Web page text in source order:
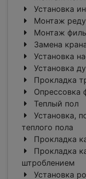
Установка
Монтаж
Монтаж
Замена
Установка
Установка
Прокладка
Опрессовка
Теплый пол
Установка,
теплого пола
Прокладка
Прокладка
штроблением
Установка